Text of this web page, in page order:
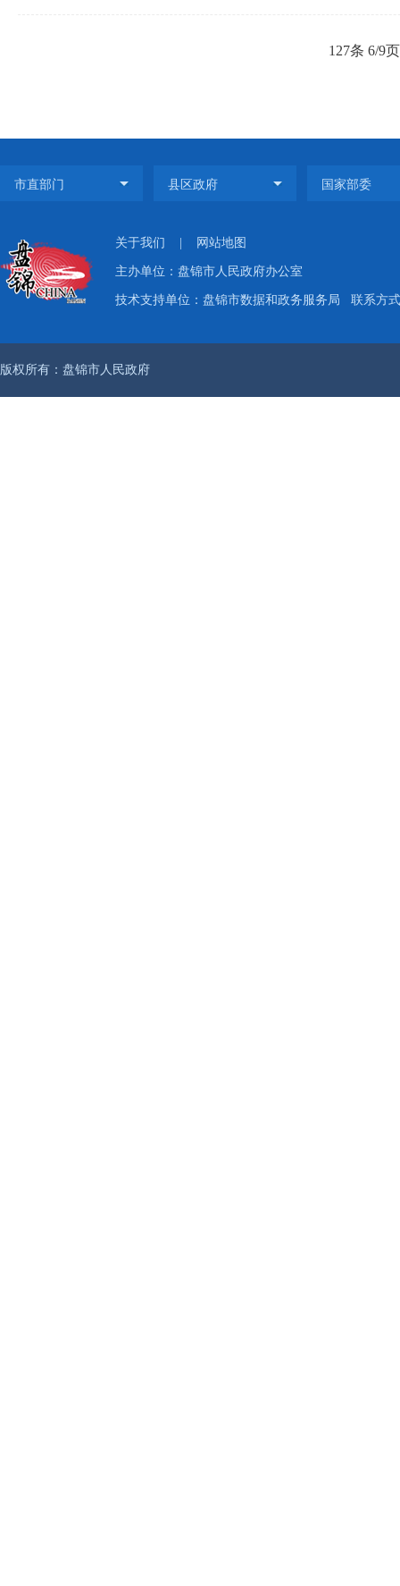
127条 6/9
关于我们 网站地图
主办单位：盘锦市人民政府办公室
技术支持单位：盘锦市数据和政务服务局 联系方
版权所有：盘锦市人民政府